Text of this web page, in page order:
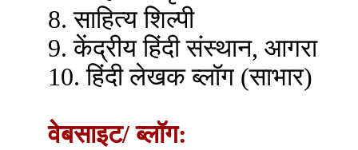
8. साहित्य शिल्पी
9. केंद्रीय हिंदी संस्थान, आगरा
10. हिंदी लेखक ब्लॉग (साभार)
वेबसाइट/ ब्लॉग: